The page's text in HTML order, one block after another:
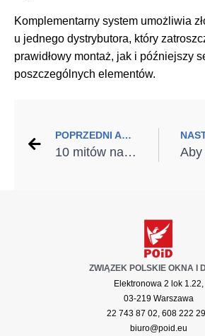
Komplementarny system umożliwia
u jednego dystrybutora, który
prawidłowy montaż, jak i późniejszy
poszczególnych elementów.
POPRZEDNI ARTYKUŁ
10 mitów na temat pomp ciepła!
ZWIĄZEK POLSKIE OKNA I
Elektronowa 2 lok 1.22,
03-219 Warszawa
22 743 87 02, 608 222
biuro@poid.eu